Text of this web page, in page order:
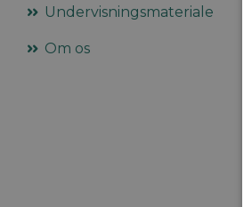
Undervisningsmateriale
Om os